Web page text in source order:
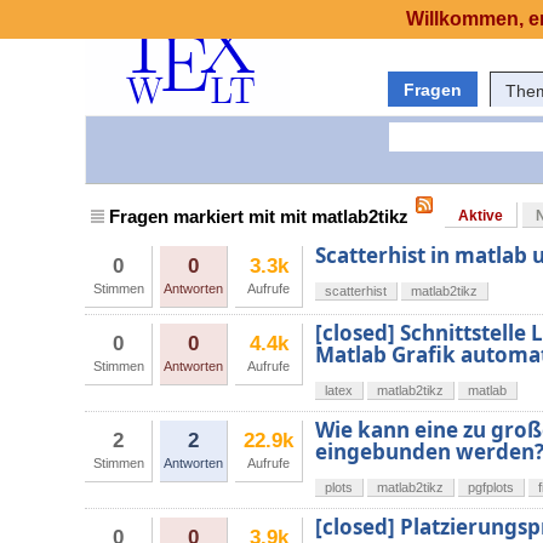
Fragen
Fragen markiert mit mit matlab2tikz Aktive
0
Stimmen
0
Antworten
3.3k
Aufrufe
Scatterhist in matlab
scatterhist matlab2tikz
0
Stimmen
0
Antworten
4.4k
Aufrufe
[closed] Schnittstelle
Matlab Grafik
latex matlab2tikz matlab
2
Stimmen
2
Antworten
22.9k
Aufrufe
Wie kann eine zu
eingebunden werden?
plots matlab2tikz pgfplots
0 0 3.9k [closed]
Willkommen,